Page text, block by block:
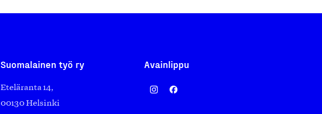
Suomalainen työ ry
Eteläranta 14,
00130 Helsinki
Avainlippu